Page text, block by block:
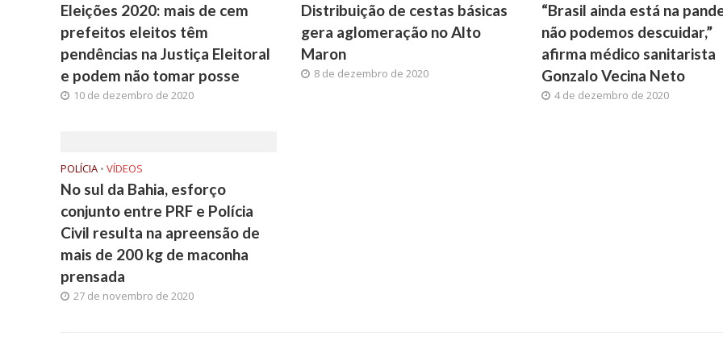
Eleições 2020: mais de cem
prefeitos eleitos têm
pendências na Justiça Eleitoral
e podem não tomar posse
10 de dezembro de 2020
Distribuição de cestas básicas
gera aglomeração no Alto
Maron
8 de dezembro de 2020
“Brasil ainda está na
não podemos descuidar,”
afirma médico sanitarista
Gonzalo Vecina Neto
4 de dezembro de 2020
POLÍCIA • VÍDEOS
No sul da Bahia, esforço
conjunto entre PRF e Polícia
Civil resulta na apreensão de
mais de 200 kg de maconha
prensada
27 de novembro de 2020